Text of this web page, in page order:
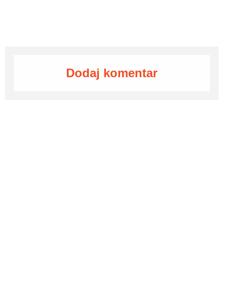
Dodaj komentar